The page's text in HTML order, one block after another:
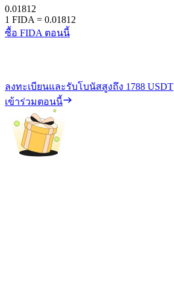
0.01812
1 FIDA = 0.01812
ซื้อ FIDA ตอนนี้
ลงทะเบียนและรับโบนัสสูงถึง 1788 USDT
เข้าร่วมตอนนี้